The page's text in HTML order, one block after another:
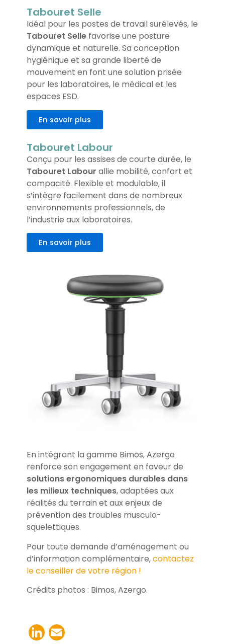
Tabouret Selle
Idéal pour les postes de travail surélevés, le
Tabouret Sellefavorise une posture
dynamique et naturelle. Sa conception
hygiénique et sa grande liberté de
mouvement en font une solution prisée
pour les laboratoires, le médical et les
espaces ESD.
En savoir plus
Tabouret Labour
Conçu pour les assises de courte durée, le
Tabouret Labour allie mobilité, confort et
compacité. Flexible et modulable, il
s’intègre facilement dans de nombreux
environnements professionnels, de
l’industrie aux laboratoires.
En savoir plus
En intégrant la gamme Bimos, Azergo
renforce son engagement en faveur de
solutions ergonomiques durables dans
les milieux techniques, adaptées aux
réalités du terrain et aux enjeux de
prévention des troubles musculo-
squelettiques.
Pour toute demande d’aménagement ou
d’information complémentaire,contactez
le conseiller de votre région !
Crédits photos : Bimos, Azergo.
LinkedIn
Email